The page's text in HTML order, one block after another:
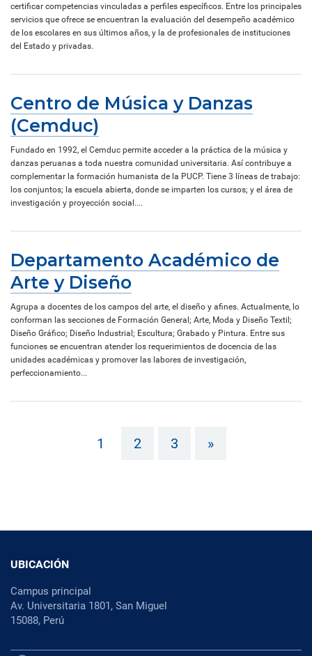
certificar competencias vinculadas a perfiles específicos. Entre los principales
servicios que ofrece se encuentran la evaluación del desempeño académico
de los escolares en sus últimos años, y la de profesionales de instituciones
del Estado y privadas.
Centro de Música y Danzas
(Cemduc)
Fundado en 1992, el Cemduc permite acceder a la práctica de la música y
danzas peruanas a toda nuestra comunidad universitaria. Así contribuye a
complementar la formación humanista de la PUCP. Tiene 3 líneas de trabajo:
los conjuntos; la escuela abierta, donde se imparten los cursos; y el área de
investigación y proyección social....
Departamento Académico de
Arte y Diseño
Agrupa a docentes de los campos del arte, el diseño y afines. Actualmente, lo
conforman las secciones de Formación General; Arte, Moda y Diseño Textil;
Diseño Gráfico; Diseño Industrial; Escultura; Grabado y Pintura. Entre sus
funciones se encuentran atender los requerimientos de docencia de las
unidades académicas y promover las labores de investigación,
perfeccionamiento...
1 2 3 »
UBICACIÓN
Campus principal
Av. Universitaria 1801, San Miguel
15088, Perú